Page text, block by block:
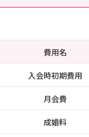
費用名
入会時初期費用
月会費
成婚料